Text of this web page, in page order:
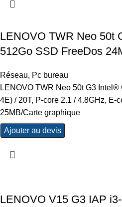
LENOVO TWR Neo 50t
512Go SSD FreeDos
Réseau, Pc bureau
LENOVO TWR Neo 50t G3
4E) / 20T, P-core 2.1 / 4.8GHz, E-
25MB/Carte graphique
Ajouter au devis
LENOVO V15 G3 IAP